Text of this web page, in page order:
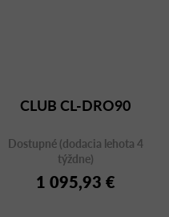
CLUB CL-DRO90
Dostupné (dodacia lehota 4
týždne)
1 095,93 €